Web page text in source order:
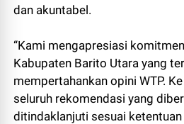
dan akuntabel.
“Kami mengapresiasi
Kabupaten Barito Utara yang
mempertahankan opini WTP.
seluruh rekomendasi yang
ditindaklanjuti sesuai